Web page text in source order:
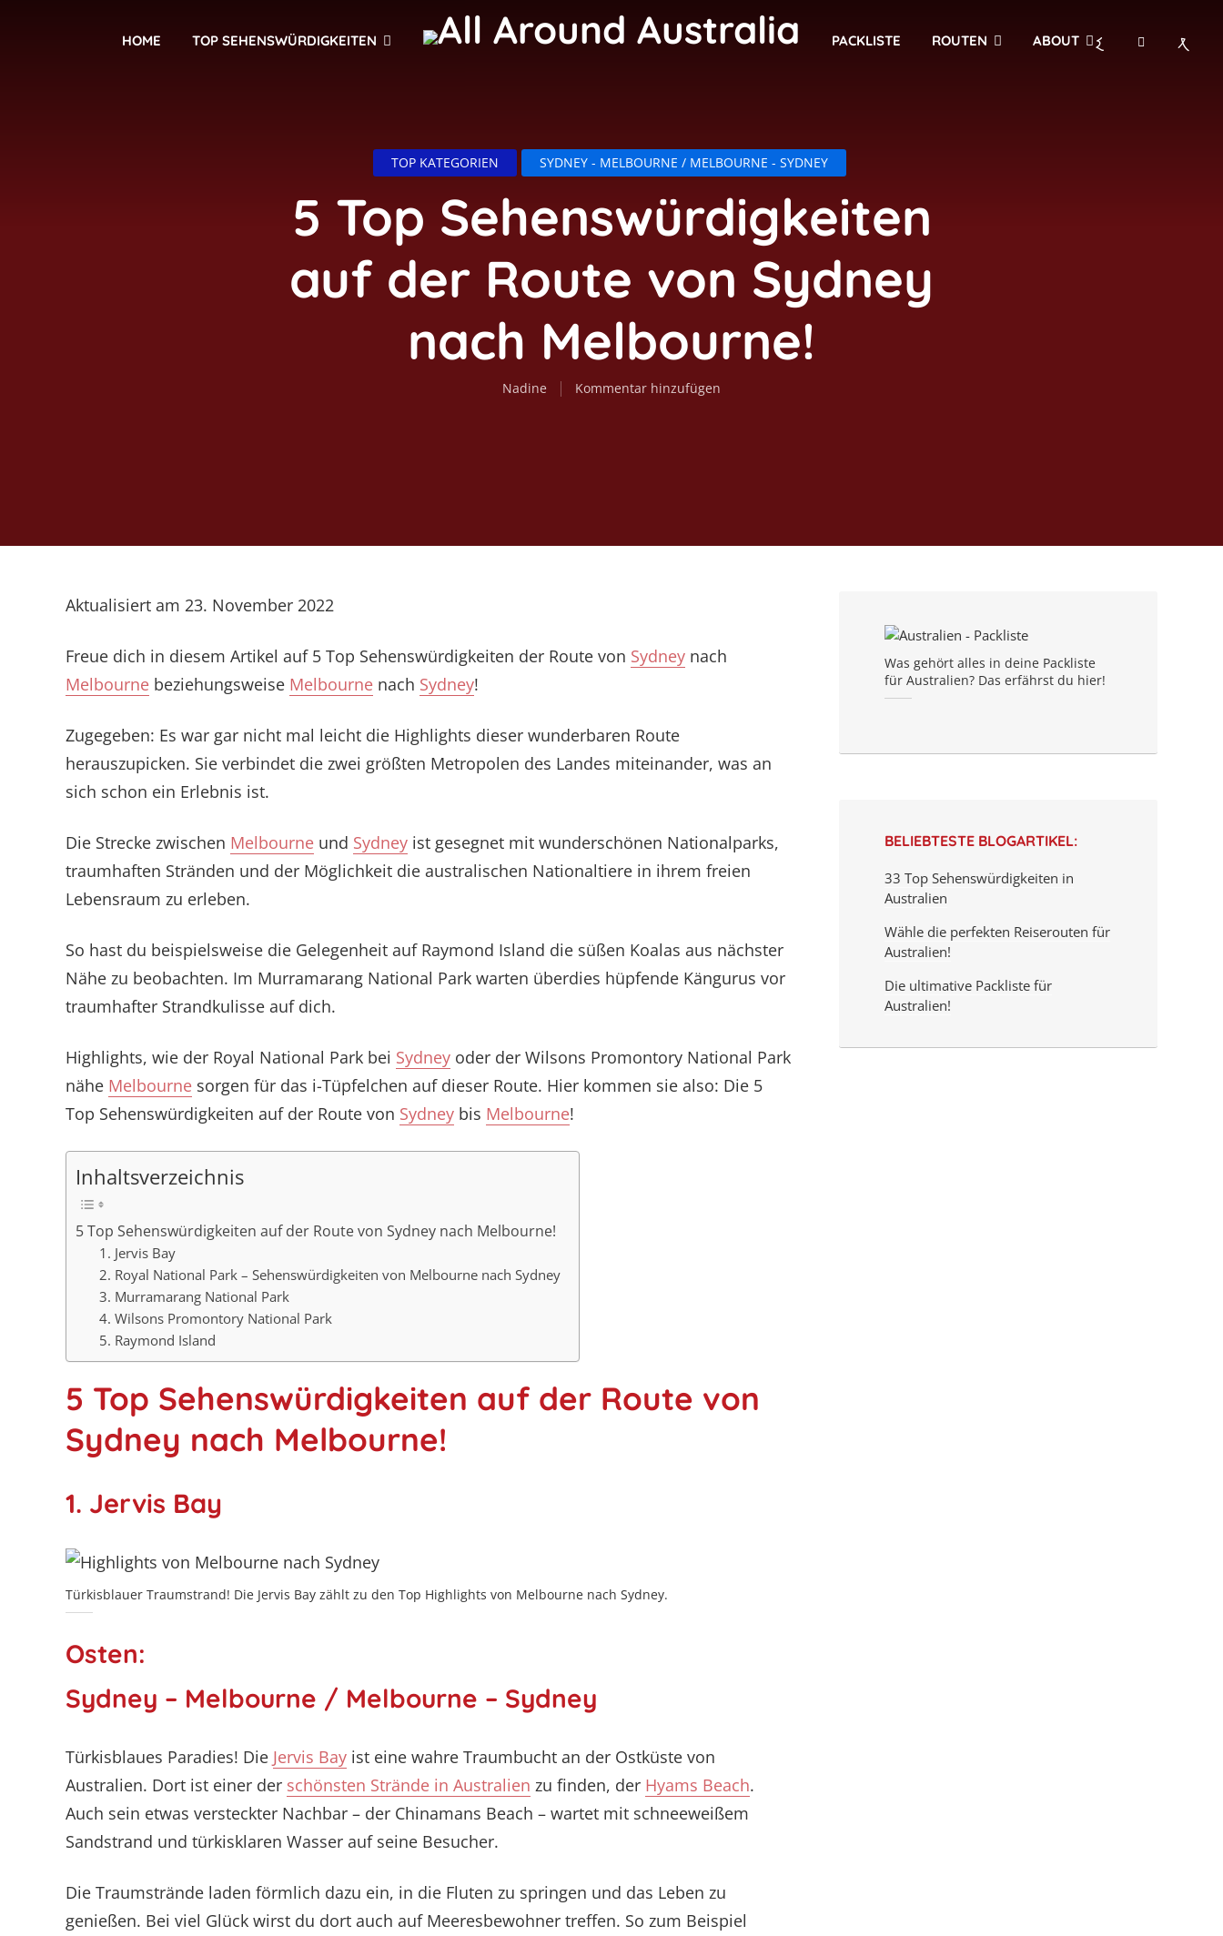
HOME TOP SEHENSWÜRDIGKEITEN PACKLISTE ROUTEN ABOUT
TOP KATEGORIEN SYDNEY - MELBOURNE / MELBOURNE - SYDNEY
5 Top Sehenswürdigkeiten
auf der Route von Sydney
nach Melbourne!
Nadine Kommentar hinzufügen
Aktualisiert am 23. November 2022
Freue dich in diesem Artikel auf 5 Top Sehenswürdigkeiten der Route von Sydney nach
Melbourne beziehungsweise Melbourne nach Sydney!
Zugegeben: Es war gar nicht mal leicht die Highlights dieser wunderbaren Route
herauszupicken. Sie verbindet die zwei größten Metropolen des Landes miteinander, was an
sich schon ein Erlebnis ist.
Die Strecke zwischen Melbourne und Sydney ist gesegnet mit wunderschönen Nationalparks,
traumhaften Stränden und der Möglichkeit die australischen Nationaltiere in ihrem freien
Lebensraum zu erleben.
So hast du beispielsweise die Gelegenheit auf Raymond Island die süßen Koalas aus nächster
Nähe zu beobachten. Im Murramarang National Park warten überdies hüpfende Kängurus vor
traumhafter Strandkulisse auf dich.
Highlights, wie der Royal National Park bei Sydney oder der Wilsons Promontory National Park
nähe Melbourne sorgen für das i-Tüpfelchen auf dieser Route. Hier kommen sie also: Die 5
Top Sehenswürdigkeiten auf der Route von Sydney bis Melbourne!
Inhaltsverzeichnis
5 Top Sehenswürdigkeiten auf der Route von Sydney nach Melbourne!
1. Jervis Bay
2. Royal National Park – Sehenswürdigkeiten von Melbourne nach Sydney
3. Murramarang National Park
4. Wilsons Promontory National Park
5. Raymond Island
5 Top Sehenswürdigkeiten auf der Route von
Sydney nach Melbourne!
1. Jervis Bay
Türkisblauer Traumstrand! Die Jervis Bay zählt zu den Top Highlights von Melbourne nach Sydney.
Osten:
Sydney – Melbourne / Melbourne – Sydney
Türkisblaues Paradies! Die Jervis Bay ist eine wahre Traumbucht an der Ostküste von
Australien. Dort ist einer der schönsten Strände in Australien zu finden, der Hyams Beach.
Auch sein etwas versteckter Nachbar – der Chinamans Beach – wartet mit schneeweißem
Sandstrand und türkisklaren Wasser auf seine Besucher.
Die Traumstrände laden förmlich dazu ein, in die Fluten zu springen und das Leben zu
genießen. Bei viel Glück wirst du dort auch auf Meeresbewohner treffen. So zum Beispiel
Was gehört alles in deine Packliste
für Australien? Das erfährst du hier!
BELIEBTESTE BLOGARTIKEL:
33 Top Sehenswürdigkeiten in
Australien
Wähle die perfekten Reiserouten für
Australien!
Die ultimative Packliste für
Australien!